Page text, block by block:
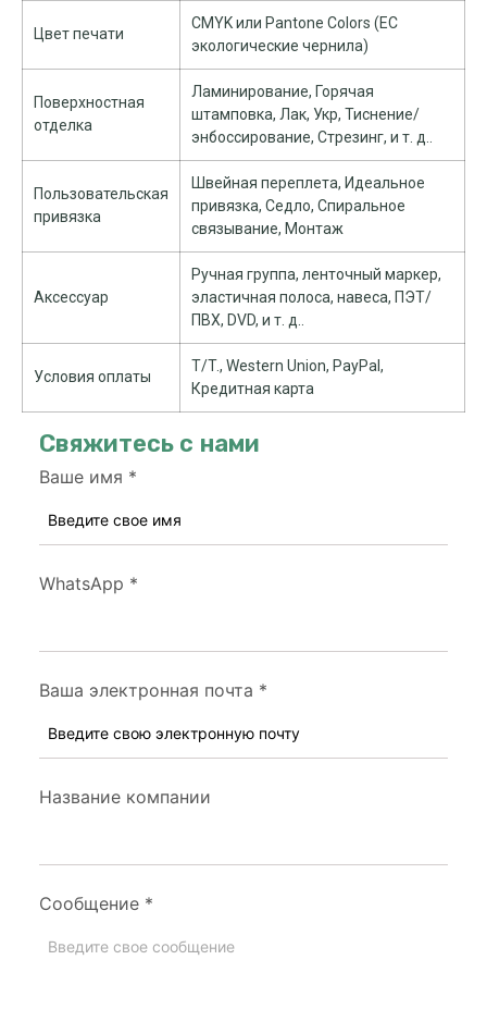
Цвет печати
CMYK или Pantone Colors (ЕС
экологические чернила)
Поверхностная
отделка
Ламинирование, Горячая
штамповка, Лак, Укр, Тиснение/
энбоссирование, Стрезинг, и т. д..
Пользовательская
привязка
Швейная переплета, Идеальное
привязка, Седло, Спиральное
связывание, Монтаж
Аксессуар
Ручная группа, ленточный маркер,
эластичная полоса, навеса, ПЭТ/
ПВХ, DVD, и т. д..
Условия оплаты
T/T., Western Union, PayPal,
Кредитная карта
Свяжитесь с нами
Ваше имя *
WhatsApp *
Ваша электронная почта *
Название компании
Сообщение *